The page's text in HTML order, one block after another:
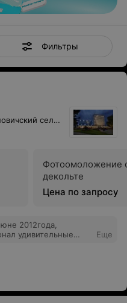
Фильтры
Минская обл., Минский р-н, Ждановичский сельсовет, 67
Фотоомоложение
декольте
Цена по запросу
2012года,
удивительные
хорошее лечения.В
в этом
Еще